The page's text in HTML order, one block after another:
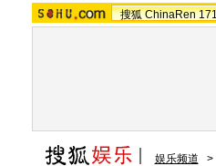
搜狐 ChinaRen
娱乐频道 >